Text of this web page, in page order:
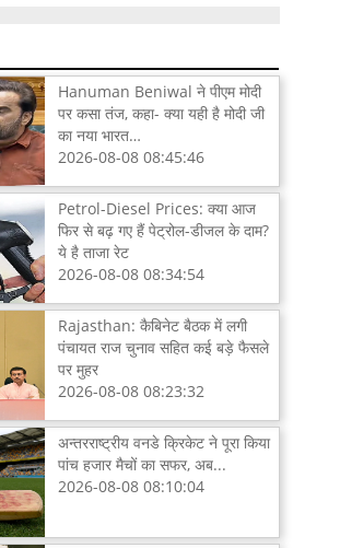
Hanuman Beniwal ने पीएम मोदी
पर कसा तंज, कहा- क्या यही है मोदी जी
का नया भारत…
2026-08-08 08:45:46
Petrol-Diesel Prices: क्या आज
फिर से बढ़ गए हैं पेट्रोल-डीजल के दाम?
ये है ताजा रेट
2026-08-08 08:34:54
Rajasthan: कैबिनेट बैठक में लगी
पंचायत राज चुनाव सहित कई बड़े फैसले
पर मुहर
2026-08-08 08:23:32
अन्तरराष्ट्रीय वनडे क्रिकेट ने पूरा किया
पांच हजार मैचों का सफर, अब...
2026-08-08 08:10:04